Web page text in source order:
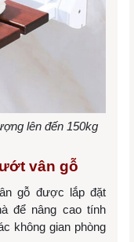
lên đến 150kg
vân gỗ
gỗ được lắp đặt
để nâng cao tính
không gian phòng